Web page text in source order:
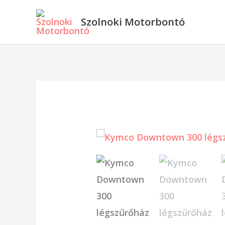
Szolnoki Motorbontó